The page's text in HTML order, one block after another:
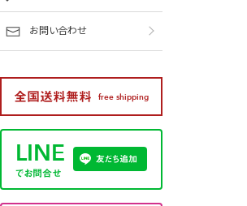
お問い合わせ
全国送料無料 free shipping
LINE
でお問合せ
友だち追加